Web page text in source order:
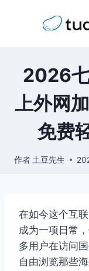
2026
上外网
免费
作者 土豆先生
在如今这个互
成为一项日常
多用户在访问
自由浏览那些